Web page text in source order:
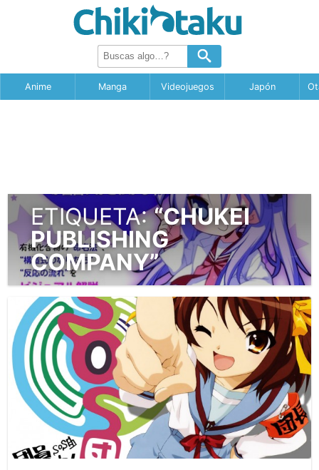
Anime Manga Videojuegos Japón
ETIQUETA:“CHUKEI
PUBLISHING
COMPANY”